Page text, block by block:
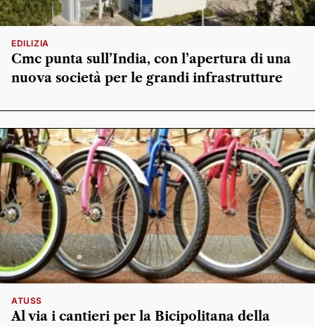
EDILIZIA
Cmc punta sull’India, con l’apertura di una
nuova società per le grandi infrastrutture
ATUSS
Al via i cantieri per la Bicipolitana della